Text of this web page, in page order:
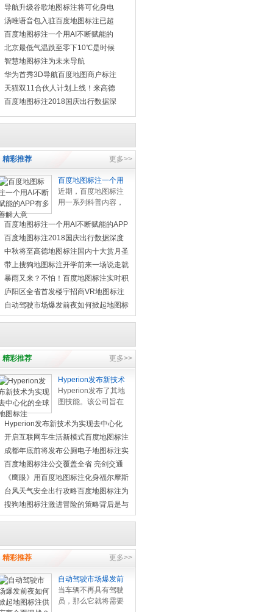
导航升级谷歌地图标注将可化身电
汤唯语音包入驻百度地图标注已超
百度地图标注一个用AI不断赋能的
北京最低气温跌至零下10℃是时候
智慧地图标注为未来导航
华为首秀3D导航百度地图商户标注
天猫双11合伙人计划上线！来高德
百度地图标注2018国庆出行数据深
精彩推荐 更多>>
百度地图标注一个用
近期，百度地图标注
用一系列科普内容，
能背面的“黑科技”知识
点，一起也展现出了
隐藏在... .[
[查看全文]
百度地图标注一个用AI不断赋能的APP
有多善
百度地图标注2018国庆出行数据深度
解析国民
中秋将至高德地图标注国内十大赏月圣
地！
带上搜狗地图标注开学前来一场说走就
走的亲
暴雨又来？不怕！百度地图标注实时积
水点标
庐阳区全省首发楼宇招商VR地图标注
自动驾驶市场爆发前夜如何掀起地图标
注供应
精彩推荐 更多>>
Hyperion发布新技术
Hyperion发布了其地
图技能。该公司旨在
全去中心化、自我调
节的全球地图标注供
给支撑。... .[ [查看全
文]
Hyperion发布新技术为实现去中心化
的全球地
开启互联网车生活新模式百度地图标注
太平洋
成都年底前将发布公厕电子地图标注实
现公厕
百度地图标注公交覆盖全省 亮剑交通
大数据
《鹰眼》用百度地图标注化身福尔摩斯
AI神还
台风天气安全出行攻略百度地图标注为
你保驾
搜狗地图标注激进冒险的策略背后是与
百度高
精彩推荐 更多>>
自动驾驶市场爆发前
当车辆不再具有驾驶
员，那么它就将需要